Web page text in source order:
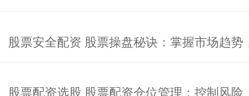
股票安全配资 股票操盘秘诀：掌握市场趋势
股票配资选股 股票配资仓位管理：控制风险